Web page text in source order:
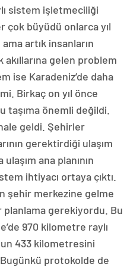
sistem işletmeciliği
çok büyüdü onlarca yıl
artık insanların
gelen problem
ise Karadeniz’de daha
Birkaç on yıl önce
taşıma önemli değildi.
geldi. Şehirler
gerektirdiği ulaşım
ana planının
ihtiyacı ortaya çıktı.
şehir merkezine gelme
gerekiyordu. Bu
970 kilometre raylı
433 kilometresini
protokolde de